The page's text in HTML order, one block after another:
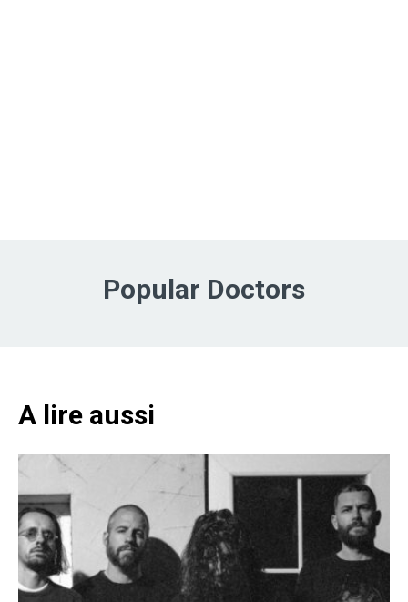
Popular Doctors
A lire aussi